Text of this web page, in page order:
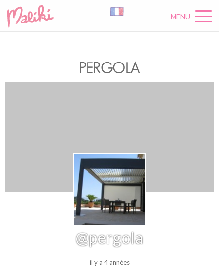
MENU
PERGOLA
@pergola
il y a 4 années